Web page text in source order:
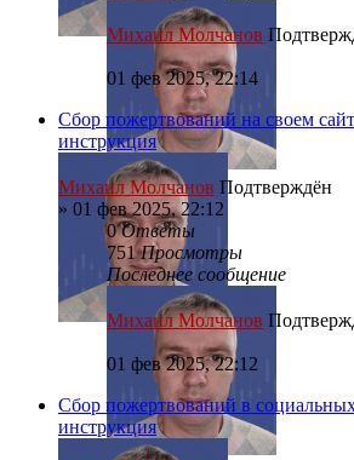
Михаил Молчанов
01 фев 2025, 22:14
Сбор пожертвований на своем
инструкция
Михаил Молчанов Подтверждён
» 01 фев 2025, 22:12
0Ответы
751Просмотры
Последнее сообщение
Михаил Молчанов
01 фев 2025, 22:12
Сбор пожертвований в
инструкция